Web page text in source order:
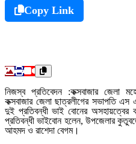
Copy Link
নিজস্ব প্রতিবেদন :কক্সবাজার জেলা
কক্সবাজার জেলা ছাত্রলীগের সভাপতি এস
দুই প্রতিবন্ধী ভাই বোনের অসহায়ত্বের
প্রতিবন্ধী ভাইবোন হলেন, উপজেলার
আহমদ ও রাশেদা বেগম।